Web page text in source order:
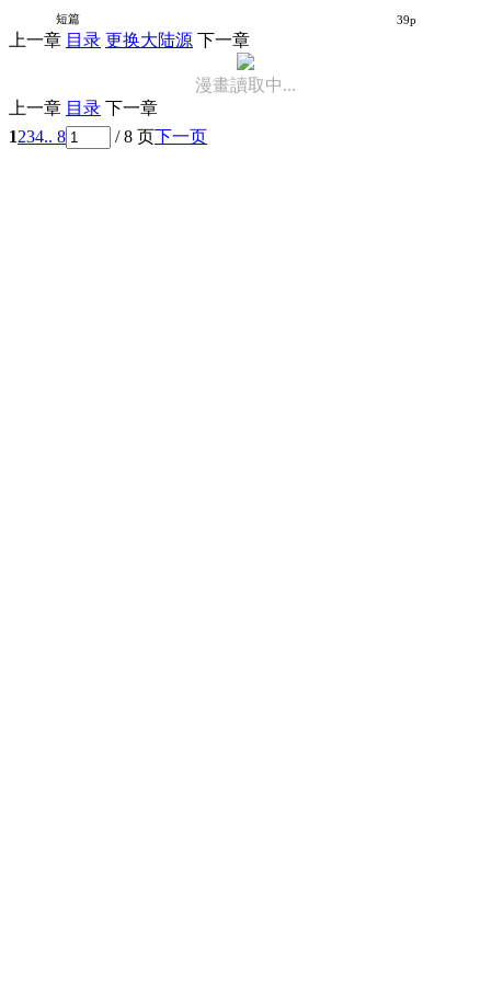
短篇 39p
上一章 目录 更换大陆源 下一章
漫畫讀取中...
上一章 目录 下一章
1234.. 8 / 8 页下一页